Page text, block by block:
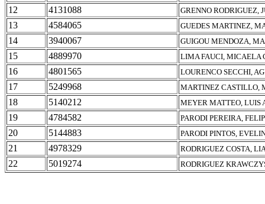
12 4131088 GRENNO RODRIGUEZ,
13 4584065 GUEDES MARTINEZ,
14 3940067 GUIGOU MENDOZA,
15 4889970 LIMA FAUCI, MICAELA
16 4801565 LOURENCO SECCHI,
17 5249968 MARTINEZ CASTILLO,
18 5140212 MEYER MATTEO, LUIS
19 4784582 PARODI PEREIRA,
20 5144883 PARODI PINTOS,
21 4978329 RODRIGUEZ COSTA,
22 5019274 RODRIGUEZ